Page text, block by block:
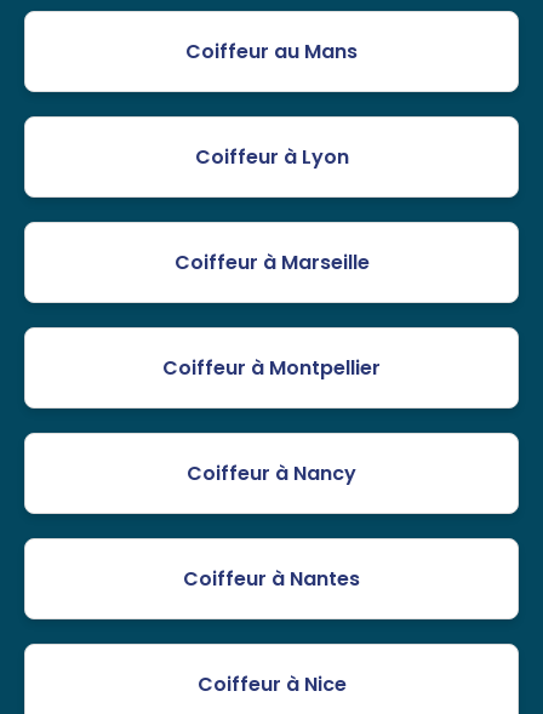
Coiffeur au Mans
Coiffeur à Lyon
Coiffeur à Marseille
Coiffeur à Montpellier
Coiffeur à Nancy
Coiffeur à Nantes
Coiffeur à Nice